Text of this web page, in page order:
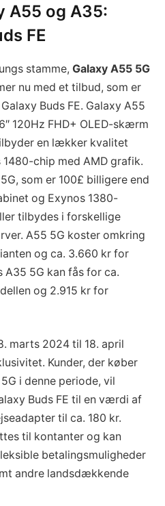
A55 og A35:
FE
stamme, Galaxy A55 5G
nu med et tilbud, som er
Buds FE. Galaxy A55
120Hz FHD+ OLED-skærm
en lækker kvalitet
chip med AMD grafik.
som er 100£ billigere end
og Exynos 1380-
tilbydes i forskellige
A55 5G koster omkring
og ca. 3.660 kr for
A35 5G kan fås for ca.
og 2.915 kr for
marts 2024 til 18. april
Kunder, der køber
i denne periode, vil
Buds FE til en værdi af
til ca. 180 kr.
til kontanter og kan
betalingsmuligheder
andre landsdækkende